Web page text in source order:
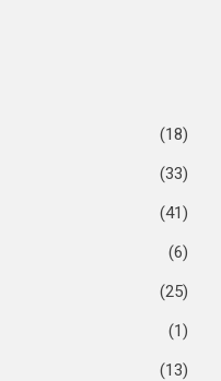
(18)
(33)
(41)
(6)
(25)
(1)
(13)